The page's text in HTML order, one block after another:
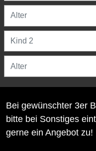
Bei gewünschter 3er
bitte bei Sonstiges
gerne ein Angebot zu!